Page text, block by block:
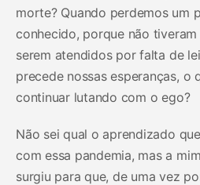
morte? Quando perdemos um
conhecido, porque não
serem atendidos por falta de
precede nossas esperanças, o
continuar lutando com o ego?
Não sei qual o aprendizado
com essa pandemia, mas a
surgiu para que, de uma vez